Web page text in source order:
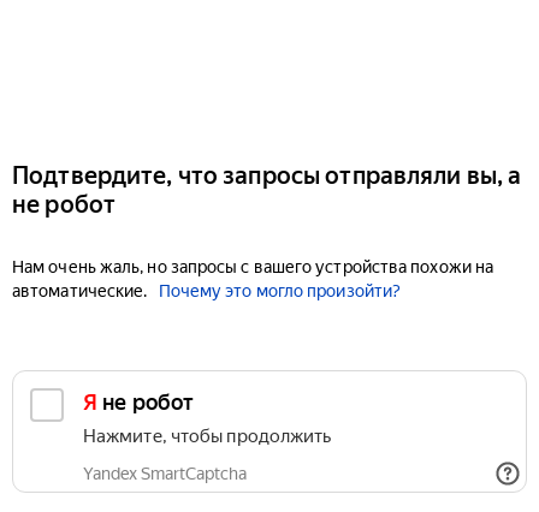
Подтвердите, что запросы отправляли вы, а
не робот
Нам очень жаль, но запросы с вашего устройства похожи на
автоматические.
Почему это могло произойти?
Я не робот
Нажмите, чтобы продолжить
Yandex SmartCaptcha